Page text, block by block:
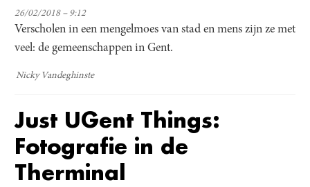
26/02/2018 – 9:12
Verscholen in een mengelmoes van stad en mens zijn ze met
veel: de gemeenschappen in Gent.
Nicky Vandeghinste
Just UGent Things:
Fotografie in de
Therminal